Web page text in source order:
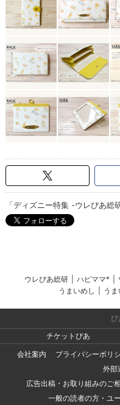
「ディズニー特集 -ウレぴあ総
ウレぴあ総研 ハピママ*
うまいめし
う
ぴ
チケットぴあ
会社案内
プライバシーポリ
外部
広告出稿・お取り組みのご
一般の読者の方・ユ